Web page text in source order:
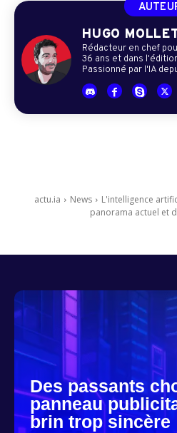
HUGO
Rédacteur en chef
36 ans et dans
Passionné par l'IA
actu.ia News
L'intelligence
panorama actuel et
Des passants
panneau
brin trop sincère